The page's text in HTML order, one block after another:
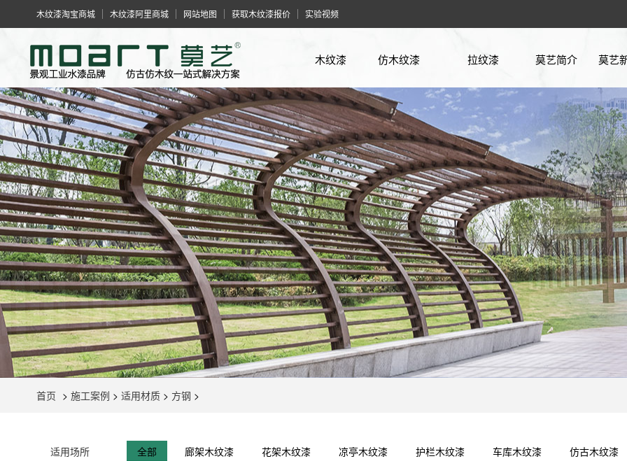
木纹漆淘宝商城 木纹漆阿里商城 网站地图 获取木纹漆报价 实验视频
木纹漆 仿木纹漆
廊架木纹漆
花架木纹漆
凉亭木纹漆
护栏木纹漆
车库木纹漆
仿古木纹漆
阳光房木纹漆
指示牌木纹漆
拉纹漆
方钢木纹漆
镀锌管木纹漆
铁管木纹漆
不锈钢木纹漆
木工板木纹漆
石膏板木纹漆
PVC板木纹漆
混凝土木纹漆
莫艺简介 莫艺
企业
行业
常见
实验
首页 > 施工案例 > 适用材质 > 方钢 >
适用场所 全部 廊架木纹漆 花架木纹漆 凉亭木纹漆 护栏木纹漆 车库木纹漆 仿古木纹漆